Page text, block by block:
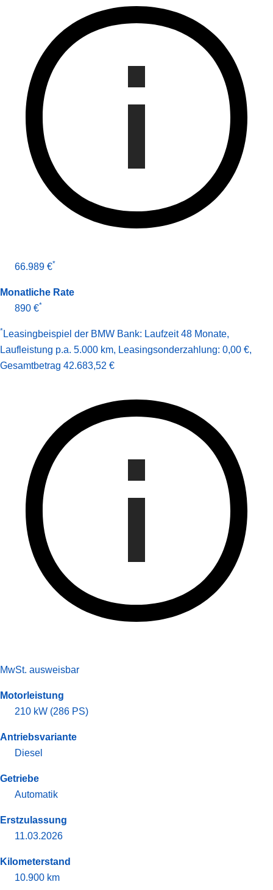
66.989 €*
Monatliche Rate
890 €*
* Leasingbeispiel der BMW Bank: Laufzeit 48 Monate,
Laufleistung p.a. 5.000 km, Leasingsonderzahlung: 0,00 €,
Gesamt­betrag 42.683,52 €
MwSt. ausweisbar
Motorleistung
210 kW (286 PS)
Antriebsvariante
Diesel
Getriebe
Automatik
Erstzulassung
11.03.2026
Kilometerstand
10.900 km